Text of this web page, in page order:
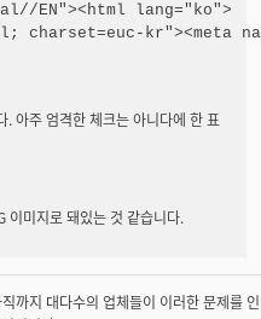
EN"><html lang="ko">
charset=euc-kr"><meta
아주 엄격한 체크는 아니다에 한 표
이미지로 돼있는 것 같습니다.
까지 대다수의 업체들이 이러한 문제를